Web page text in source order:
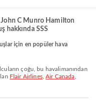
John C Munro Hamilton
hakkında SSS
için en popüler hava
Flair Airlines,Air Canada